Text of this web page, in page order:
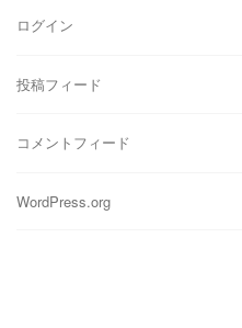
ログイン
投稿フィード
コメントフィード
WordPress.org